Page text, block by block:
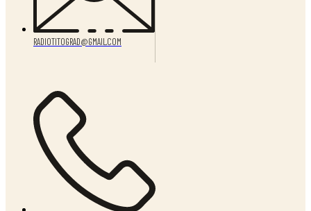
RADIOTITOGRAD@GMAIL.COM